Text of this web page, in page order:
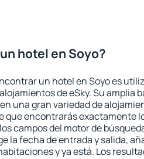
hotel en Soyo?
un hotel en Soyo es
de eSky. Su amplia
una gran variedad de
que encontrarás exactamente
campos del motor de
la fecha de entrada y salida,
y ya está. Los